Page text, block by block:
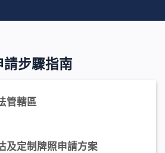
請步驟指南
管轄區
及定制牌照申請方案